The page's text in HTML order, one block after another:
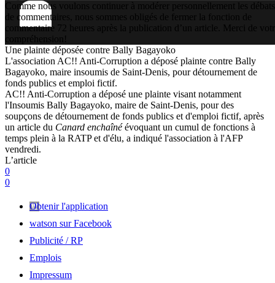
Comme nous voulons continuer à modérer personnellement les débats
de commentaires, nous sommes obligés de fermer la fonction de
commentaire 72 heures après la publication d’un article. Merci de
compréhension!
Une plainte déposée contre Bally Bagayoko
L'association AC!! Anti-Corruption a déposé plainte contre Bally
Bagayoko, maire insoumis de Saint-Denis, pour détournement de
fonds publics et emploi fictif.
AC!! Anti-Corruption a déposé une plainte visant notamment
l'Insoumis Bally Bagayoko, maire de Saint-Denis, pour des
soupçons de détournement de fonds publics et d'emploi fictif, après
un article du Canard enchaînéévoquant un cumul de fonctions à
temps plein à la RATP et d'élu, a indiqué l'association à l'AFP
vendredi.
L’article
0
0
Obtenir l'application
watson sur Facebook
Publicité / RP
Emplois
Impressum